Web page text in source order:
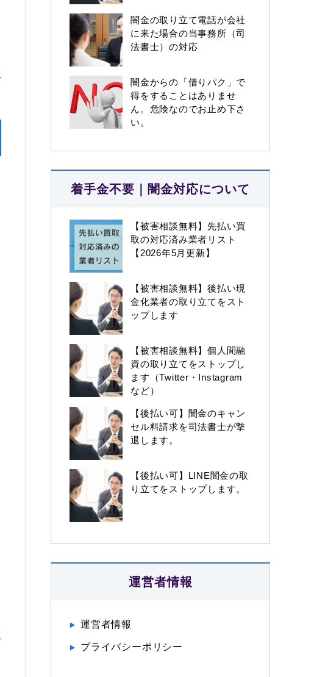
闇金の取り立て電話が会社
に来た場合の当事務所（司
法書士）の対応
闇金からの「借りパク」で
得をすることはありませ
ん。危険なのでお止め下さ
い。
着手金不要｜闇金対応について
【被害相談無料】先払い買
取の対応済み業者リスト
【2026年5月更新】
【被害相談無料】後払い現
金化業者の取り立てをスト
ップします
【被害相談無料】個人間融
資の取り立てをストップし
ます（Twitter・Instagram
など）
【後払い可】闇金のキャン
セル料請求を司法書士が撃
退します。
【後払い可】LINE闇金の取
り立てをストップします。
運営者情報
運営者情報
プライバシーポリシー